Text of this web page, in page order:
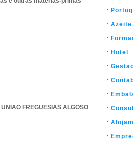
UNIAO FREGUESIAS ALGOSO
Azeite
Hotel